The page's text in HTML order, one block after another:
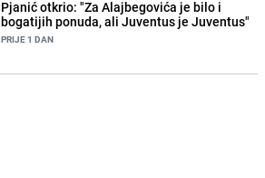
Pjanić otkrio: "Za Alajbegovića je bilo i
bogatijih ponuda, ali Juventus je Juventus"
PRIJE 1 DAN